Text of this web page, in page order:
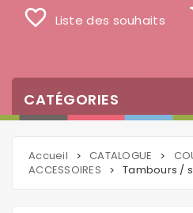
favorite_border Liste des souhaits
CATÉGORIES
Accueil > CATALOGUE >
ACCESSOIRES
> Tambours /